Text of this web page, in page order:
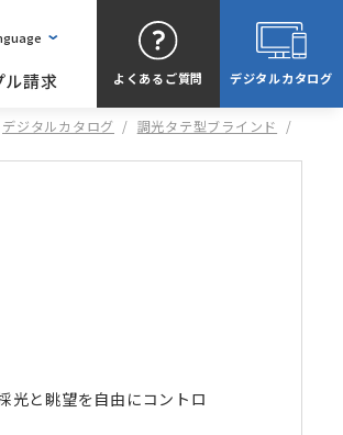
請求 よくあるご質問 デジタルカタログ
デジタルカタログ / 調光タテ型ブラインド /
光と眺望を自由にコントロ